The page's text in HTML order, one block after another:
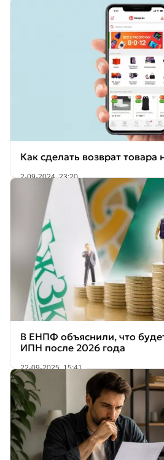
Как сделать возврат товара
2-09-2024, 23:20
В ЕНПФ объяснили, что
ИПН после 2026 года
22-09-2025, 15:41